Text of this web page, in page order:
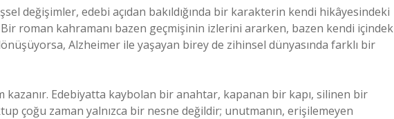
değişimler, edebi açıdan bakıldığında bir karakterin kendi hikâyesindeki
roman kahramanı bazen geçmişinin izlerini ararken, bazen kendi
Alzheimer ile yaşayan birey de zihinsel dünyasında farklı bir
kazanır. Edebiyatta kaybolan bir anahtar, kapanan bir kapı, silinen bir
çoğu zaman yalnızca bir nesne değildir; unutmanın, erişilemeyen